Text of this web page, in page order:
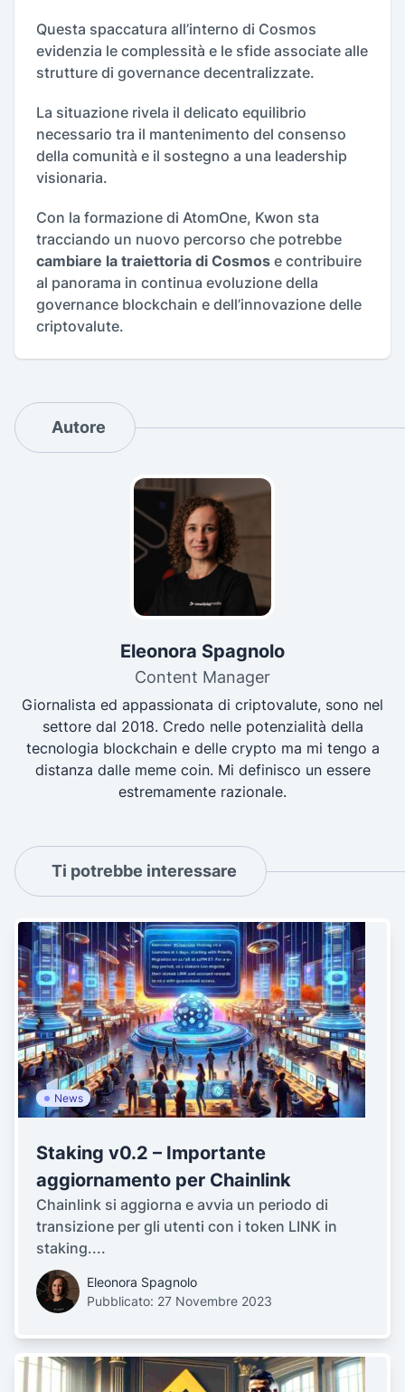
Questa spaccatura all’interno di Cosmos
evidenzia le complessità e le sfide associate alle
strutture di governance decentralizzate.
La situazione rivela il delicato equilibrio
necessario tra il mantenimento del consenso
della comunità e il sostegno a una leadership
visionaria.
Con la formazione di AtomOne, Kwon sta
tracciando un nuovo percorso che potrebbe
cambiare la traiettoria di Cosmos e contribuire
al panorama in continua evoluzione della
governance blockchain e dell’innovazione delle
criptovalute.
Autore
Eleonora Spagnolo
Content Manager
Giornalista ed appassionata di criptovalute, sono nel
settore dal 2018. Credo nelle potenzialità della
tecnologia blockchain e delle crypto ma mi tengo a
distanza dalle meme coin. Mi definisco un essere
estremamente razionale.
Ti potrebbe interessare
News
Staking v0.2 – Importante
aggiornamento per Chainlink
Chainlink si aggiorna e avvia un periodo di
transizione per gli utenti con i token LINK in
staking....
Eleonora Spagnolo
Pubblicato: 27 Novembre 2023